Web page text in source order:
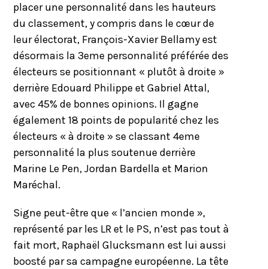
placer une personnalité dans les hauteurs
du classement, y compris dans le cœur de
leur électorat, François-Xavier Bellamy est
désormais la 3eme personnalité préférée des
électeurs se positionnant « plutôt à droite »
derrière Edouard Philippe et Gabriel Attal,
avec 45% de bonnes opinions. Il gagne
également 18 points de popularité chez les
électeurs « à droite » se classant 4eme
personnalité la plus soutenue derrière
Marine Le Pen, Jordan Bardella et Marion
Maréchal.
Signe peut-être que « l’ancien monde »,
représenté par les LR et le PS, n’est pas tout à
fait mort, Raphaël Glucksmann est lui aussi
boosté par sa campagne européenne. La tête